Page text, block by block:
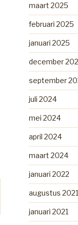
maart 2025
februari 2025
januari 2025
december
september
juli 2024
mei 2024
april 2024
maart 2024
januari 2022
augustus 2021
januari 2021